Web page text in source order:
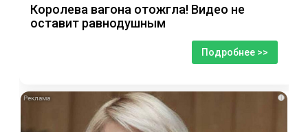
Королева вагона отожгла! Видео не
оставит равнодушным
Подробнее >>
i